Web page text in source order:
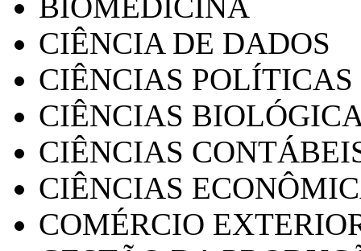
CIÊNCIA DE DADOS
CIÊNCIAS POLÍTICAS
CIÊNCIAS
CIÊNCIAS
CIÊNCIAS
COMÉRCIO